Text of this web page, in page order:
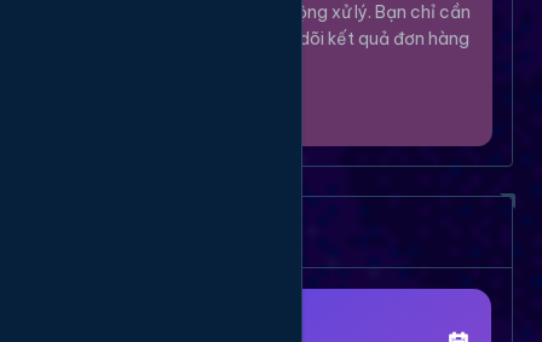
Hệ thống sẽ tự động xử lý. Bạn chỉ cần
thư giãn và theo dõi kết quả đơn hàng